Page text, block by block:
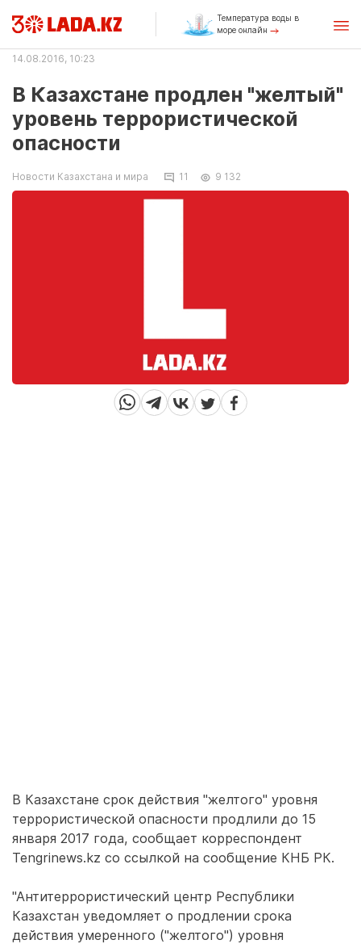
Температура воды в
море онлайн
14.08.2016, 10:23
В Казахстане продлен "желтый"
уровень террористической
опасности
Новости Казахстана и мира 11 9 132
В Казахстане срок действия "желтого" уровня
террористической опасности продлили до 15
января 2017 года, сообщает корреспондент
Tengrinews.kz со ссылкой на сообщение КНБ РК.
"Антитеррористический центр Республики
Казахстан уведомляет о продлении срока
действия умеренного ("желтого") уровня